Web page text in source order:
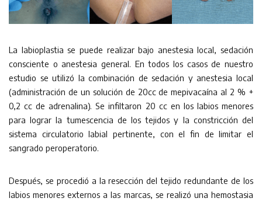
La labioplastia se puede realizar bajo anestesia local, sedación
consciente o anestesia general. En todos los casos de nuestro
estudio se utilizó la combinación de sedación y anestesia local
(administración de un solución de 20cc de mepivacaína al 2 % +
0,2 cc de adrenalina). Se infiltaron 20 cc en los labios menores
para lograr la tumescencia de los tejidos y la constricción del
sistema circulatorio labial pertinente, con el fin de limitar el
sangrado peroperatorio.
Después, se procedió a la resección del tejido redundante de los
labios menores externos a las marcas, se realizó una hemostasia